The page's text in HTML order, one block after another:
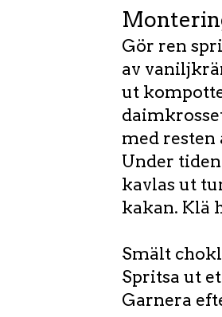
Gör ren
av
ut
med
Under
kavlas ut
kakan. Klä
Smält
Spritsa ut
Garnera